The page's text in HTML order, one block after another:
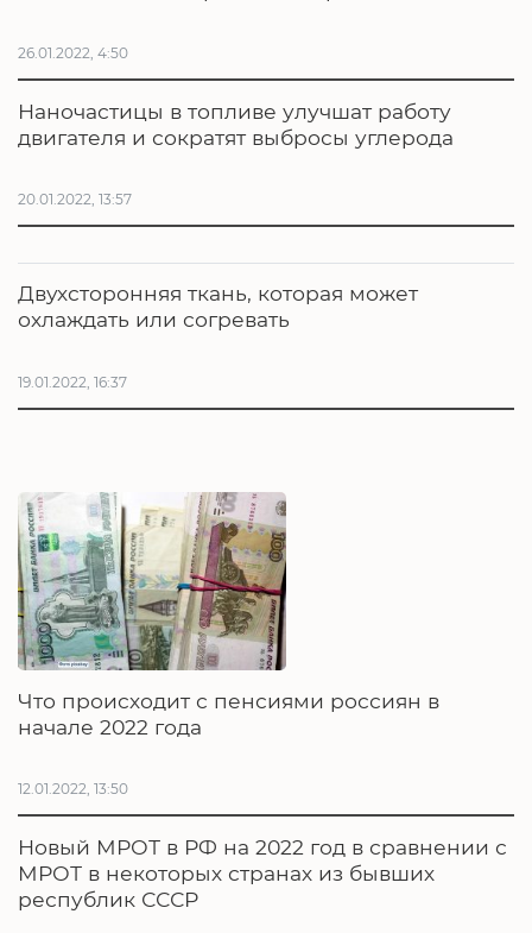
26.01.2022, 4:50
Наночастицы в топливе улучшат работу
двигателя и сократят выбросы углерода
20.01.2022, 13:57
Двухсторонняя ткань, которая может
охлаждать или согревать
19.01.2022, 16:37
Что происходит с пенсиями россиян в
начале 2022 года
12.01.2022, 13:50
Новый МРОТ в РФ на 2022 год в сравнении с
МРОТ в некоторых странах из бывших
республик СССР